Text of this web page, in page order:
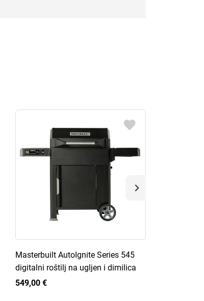
Masterbuilt AutoIgnite Series 545
digitalni roštilj na ugljen i dimilica
549,00 €